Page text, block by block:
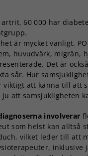
60 000 har
är mycket vanligt.
huvudvärk, migrän,
Det är
sår. Hur
viktigt att känna till att
ju att samsjukligheten
involverar
som helst kan alltså
vilket leder till att
inklusive